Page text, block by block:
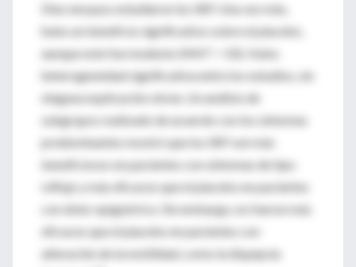
Diez ensayos estudiaron los IBP. Una vez más,
hubo un beneficio significativo sobre el placebo,
aunque este fue modesto (NNT = 10). Hubo
heterogeneidad significativa entre los estudios, sin
ninguna explicación obvia. Un análisis de
subgrupos realizado de acuerdo con los síntomas
predominantes mostró que los IBP son más
beneficiosos en pacientes con síntomas de tipo
reflujo y más eficaces que el placebo en pacientes
con dolor epigástrico. Sin embargo, no fueron más
eficaces que el placebo en pacientes con
alteración de la motilidad, como la dispepsia